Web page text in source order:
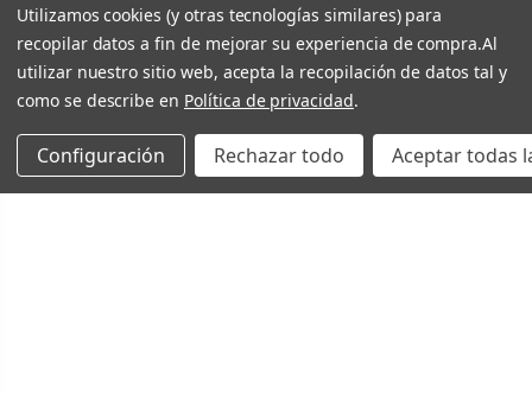
Utilizamos cookies (y otras tecnologías similares) para
recopilar datos a fin de mejorar su experiencia de compra.Al
utilizar nuestro sitio web, acepta la recopilación de datos tal y
como se describe en Política de privacidad.
Configuración Rechazar todo Aceptar todas